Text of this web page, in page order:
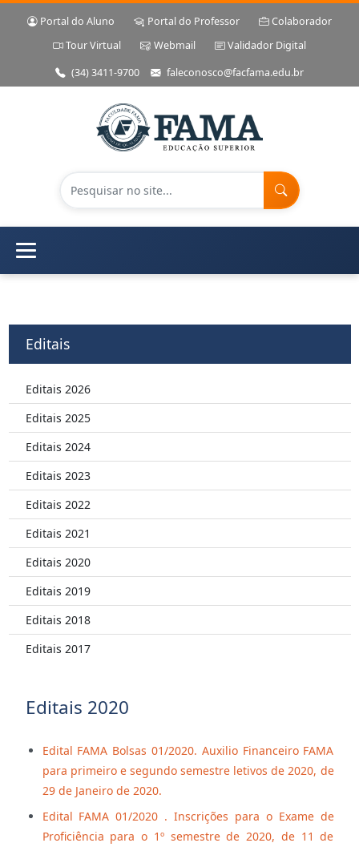
Portal do Aluno Portal do Professor
Colaborador
Tour Virtual
Webmail
Validador Digital
(34) 3411-9700
faleconosco@facfama.edu.br
Editais
Editais 2026
Editais 2025
Editais 2024
Editais 2023
Editais 2022
Editais 2021
Editais 2020
Editais 2019
Editais 2018
Editais 2017
Editais 2020
Edital FAMA Bolsas 01/2020. Auxilio Financeiro FAMA
para primeiro e segundo semestre letivos de 2020, de
29 de Janeiro de 2020.
Edital FAMA 01/2020 . Inscrições para o Exame de
Proficiência para o 1º semestre de 2020, de 11 de